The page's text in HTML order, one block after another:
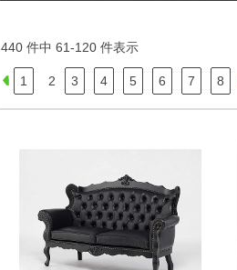
440 件中 61-120 件表示
1 2 3 4 5 6 7 8